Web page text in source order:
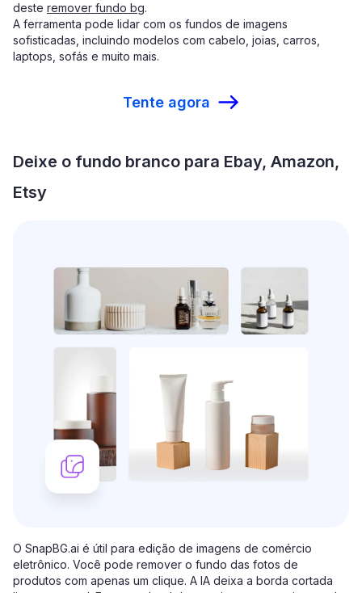
deste remover fundo bg.
A ferramenta pode lidar com os fundos de imagens
sofisticadas, incluindo modelos com cabelo, joias, carros,
laptops, sofás e muito mais.
Tente agora
Deixe o fundo branco para Ebay, Amazon,
Etsy
O SnapBG.ai é útil para edição de imagens de comércio
eletrônico. Você pode remover o fundo das fotos de
produtos com apenas um clique. A IA deixa a borda cortada